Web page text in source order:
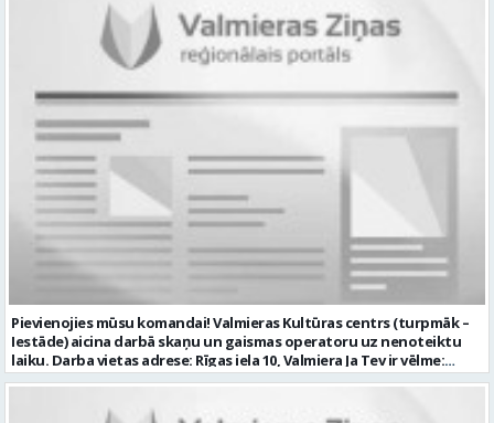
transportlīdzekļa vadītāja apliecība vēlama D, CE kategorijas
transportlīdzekļa vadītāja pieredze vismaz 2 gadi labas saskarsmes
un komunikācijas prasmes pieredze transportlīdzekļu remontu
veikšanā UZŅĒMUMS PIEDĀVĀ: darbu stabilā uzņēmumā darba
samaksu no 1600 EUR (pirms nodokļu nomaksas) darba laiku pēc
grafika: dežūra 08.00 – 17.00, 2.dežūra 08.00 – 21.00. pilnas sociālās
garantijas veselības apdrošināšanas iespējas dinamisku un
profesionālu darba vidi CV ar norādi vakancei „Tehniskās palīdzības
automobiļa vadītājs” iesniegt: sūtot elektroniski uz info@vtu-
valmiera.lv personīgi SIA „VTU Valmiera”, Reģ.nr. 40003004220,
administrācijas ēkas „Brandeļi”, Brandeļi, Kocēnu pagasts, Valmieras
novads, personāla daļā darba dienās no plkst. 09:00 līdz 16:00.
Sazināsimies ar pretendentiem, kuri būs izvirzīti nākamajai atlases
kārtai. * Iesniegtos personas datus SIA “VTU VALMIERA” izmantos, lai
konkursa kārtībā noteiktu vakancei atbilstošāko kandidātu. Ja
kandidāts vēlas, lai viņa personas dati tiktu saglabāti SIA “VTU
VALMIERA” iekšējā datu bāzē ar mērķi tos apstrādāt citos SIA “VTU
VALMIERA” personāla atlases konkursos, tad pieteikumā vakancei
lūdzam kandidātam norādīt savu piekrišanu personas datu
saglabāšanai. Profesija: AUTOMOBIĻA VADĪTĀJS Darba vietas adrese:
LATVIJA, Brandeļi, Brandeļi, Kocēnu pag., Valmieras nov. Darba laika
veids: Maiņu darbs Darbības joma: Pakalpojumi Pieteikto vietu
Pievienojies mūsu komandai! Valmieras Kultūras centrs (turpmāk –
Iestāde) aicina darbā skaņu un gaismas operatoru uz nenoteiktu
laiku. Darba vietas adrese: Rīgas iela 10, Valmiera Ja Tev ir vēlme:
nodrošināt skaņas un gaismas iekārtu un to vadības sistēmas
operatora pienākumus pasākumos Iestādēs telpās un ārpus tām